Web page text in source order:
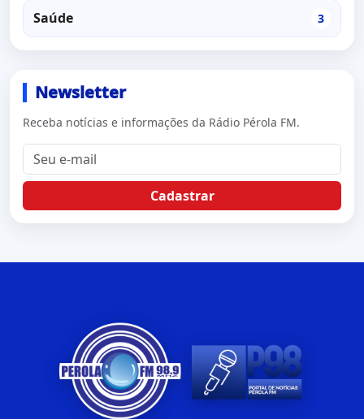
Saúde 3
Newsletter
Receba notícias e informações da Rádio Pérola FM.
Cadastrar